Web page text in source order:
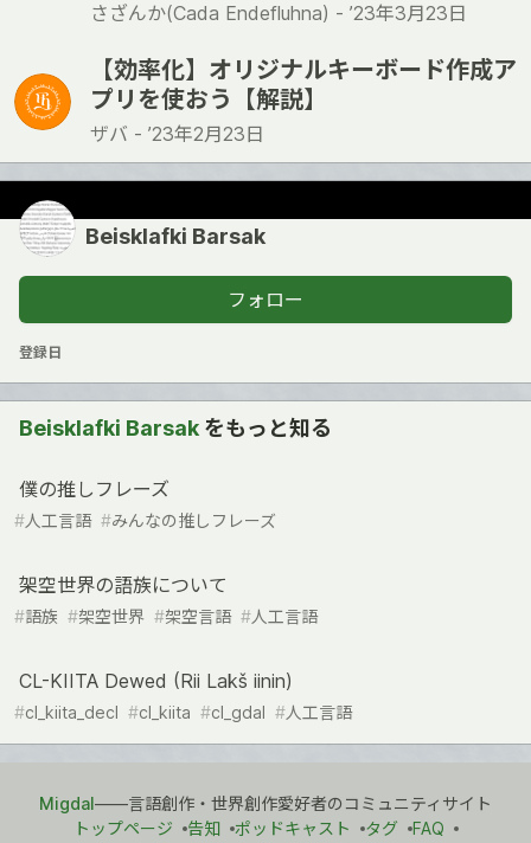
さざんか(Cada Endefluhna) - ’23年3月23日
【効率化】オリジナルキーボード作成ア
プリを使おう【解説】
ザバ - ’23年2月23日
Beisklafki Barsak
フォロー
登録日
Beisklafki Barsak をもっと知る
僕の推しフレーズ
#人工言語 #みんなの推しフレーズ
架空世界の語族について
#語族 #架空世界 #架空言語 #人工言語
CL-KIITA Dewed (Rii Lakš iinin)
#cl_kiita_decl #cl_kiita #cl_gdal #人工言語
Migdal――言語創作・世界創作愛好者のコミュニティサイト
トップページ
告知 ポッドキャスト タグ FAQ